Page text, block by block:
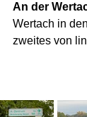
An der
Wertach in
zweites von